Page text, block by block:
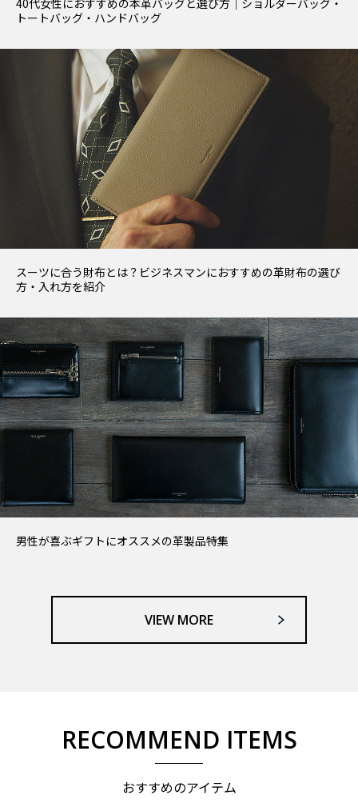
トートバッグ・ハンドバッグ
スーツに合う財布とは？ビジネスマンにおすすめの革財布の選び
方・入れ方を紹介
男性が喜ぶギフトにオススメの革製品特集
VIEW MORE
RECOMMEND ITEMS
おすすめのアイテム